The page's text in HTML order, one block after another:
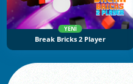
YENI
Break Bricks 2 Player